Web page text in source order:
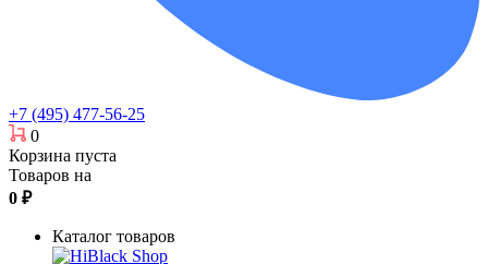
+7 (495) 477-56-25
0
Корзина пуста
Товаров на
0 ₽
Каталог товаров